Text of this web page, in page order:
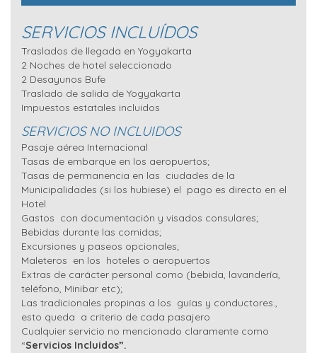
SERVICIOS INCLUÍDOS
Traslados de llegada en Yogyakarta
2 Noches de hotel seleccionado
2 Desayunos Bufe
Traslado de salida de Yogyakarta
Impuestos estatales incluidos
SERVICIOS NO INCLUIDOS
Pasaje aérea Internacional
Tasas de embarque en los aeropuertos;
Tasas de permanencia en las ciudades de la
Municipalidades (si los hubiese) el pago es directo en el
Hotel
Gastos con documentación y visados consulares;
Bebidas durante las comidas;
Excursiones y paseos opcionales;
Maleteros en los hoteles o aeropuertos
Extras de carácter personal como (bebida, lavandería,
teléfono, Minibar etc);
Las tradicionales propinas a los guías y conductores.,
esto queda a criterio de cada pasajero
Cualquier servicio no mencionado claramente como
“Servicios Incluidos”.